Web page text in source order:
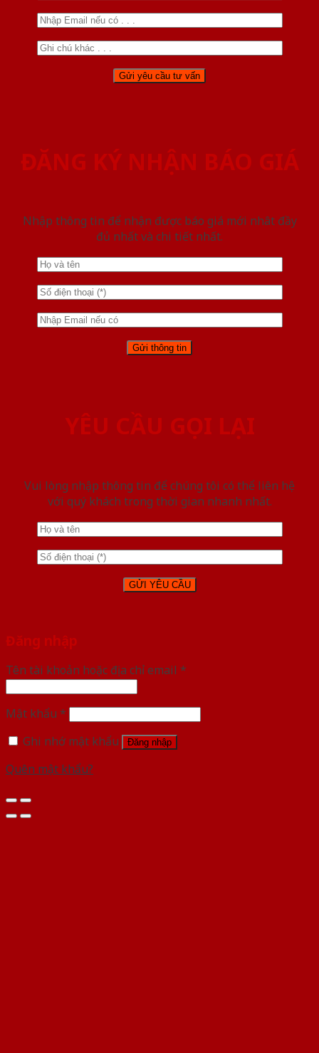
ĐĂNG KÝ NHẬN BÁO GIÁ
Nhập thông tin để nhận được báo giá mới nhât đầy
đủ nhất và chi tiết nhất.
YÊU CẦU GỌI LẠI
Vui lòng nhập thông tin để chúng tôi có thể liên hệ
với quý khách trong thời gian nhanh nhất.
Đăng nhập
Tên tài khoản hoặc địa chỉ email *
Mật khẩu *
Ghi nhớ mật khẩu
Đăng nhập
Quên mật khẩu?